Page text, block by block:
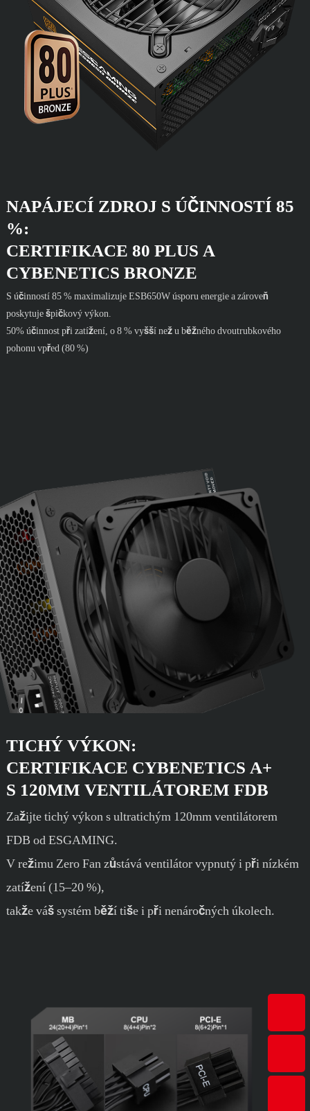
NAPÁJECÍ ZDROJ S ÚČINNOSTÍ 85
%:
CERTIFIKACE 80 PLUS A
CYBENETICS BRONZE
S účinností 85 % maximalizuje ESB650W úsporu energie a zároveň
poskytuje špičkový výkon.
50% účinnost při zatížení, o 8 % vyšší než u běžného dvoutrubkového
pohonu vpřed (80 %)
TICHÝ VÝKON:
CERTIFIKACE CYBENETICS A+
S 120MM VENTILÁTOREM FDB
Zažijte tichý výkon s ultratichým 120mm ventilátorem
FDB od ESGAMING.
V režimu Zero Fan zůstává ventilátor vypnutý i při nízkém
zatížení (15–20 %),
takže váš systém běží tiše i při nenáročných úkolech.